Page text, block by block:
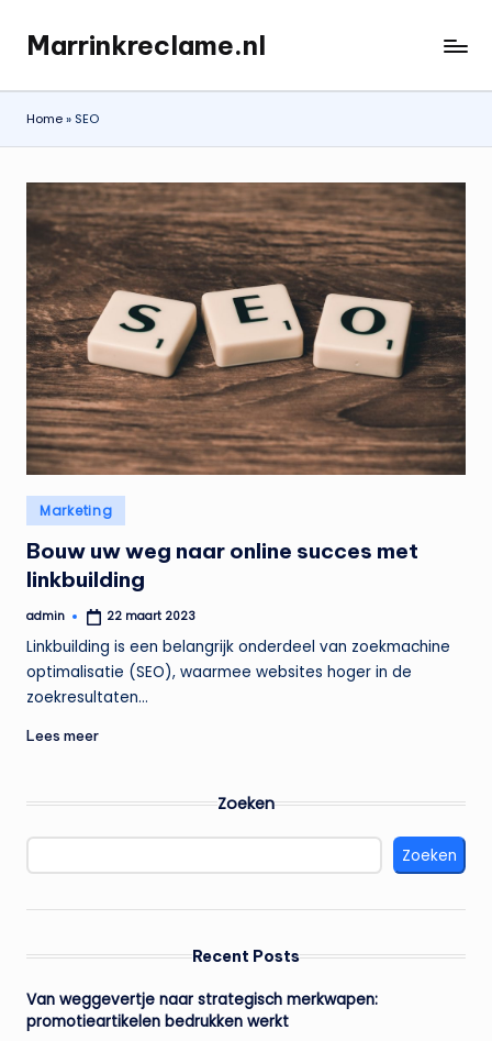
de
inhoud
Marrinkreclame.nl
Home» SEO
Geplaatst
in
Marketing
Bouw uw weg naar online succes met
linkbuilding
Geplaatst
admin 22 maart 2023
Linkbuilding is een belangrijk onderdeel van zoekmachine
optimalisatie (SEO), waarmee websites hoger in de
zoekresultaten…
Lees meer
Zoeken
Zoeken
Recent Posts
Van weggevertje naar strategisch merkwapen:
promotieartikelen bedrukken werkt